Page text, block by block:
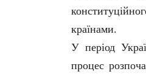
країнами.
У період
процес